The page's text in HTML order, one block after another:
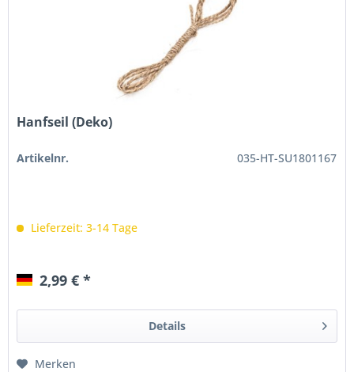
Hanfseil (Deko)
Artikelnr. 035-HT-SU1801167
Lieferzeit: 3-14 Tage
2,99 € *
Details
Merken